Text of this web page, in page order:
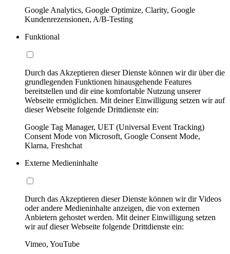
Google Analytics, Google Optimize, Clarity, Google
Kundenrezensionen, A/B-Testing
Funktional
Durch das Akzeptieren dieser Dienste können wir dir über die
grundlegenden Funktionen hinausgehende Features
bereitstellen und dir eine komfortable Nutzung unserer
Webseite ermöglichen. Mit deiner Einwilligung setzen wir auf
dieser Webseite folgende Drittdienste ein:
Google Tag Manager, UET (Universal Event Tracking)
Consent Mode von Microsoft, Google Consent Mode,
Klarna, Freshchat
Externe Medieninhalte
Durch das Akzeptieren dieser Dienste können wir dir Videos
oder andere Medieninhalte anzeigen, die von externen
Anbietern gehostet werden. Mit deiner Einwilligung setzen
wir auf dieser Webseite folgende Drittdienste ein:
Vimeo, YouTube